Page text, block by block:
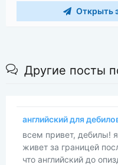
Открыть
Другие посты
английский для
всем привет, дебилы!
живет за границей
что английский до